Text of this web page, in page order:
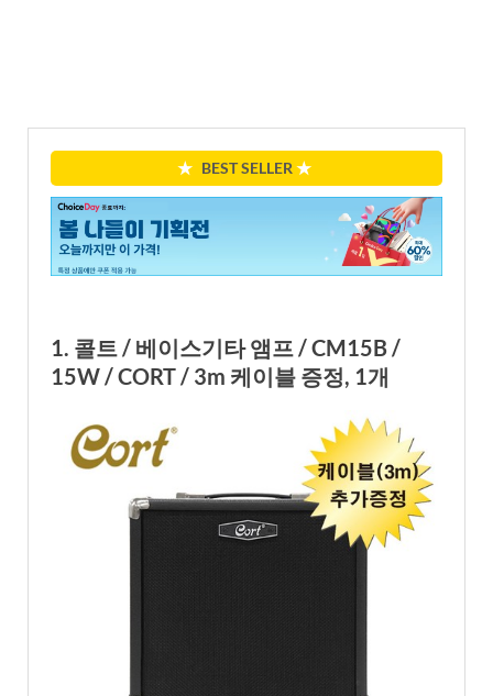
★ BEST SELLER ★
1. 콜트 / 베이스기타 앰프 / CM15B /
15W / CORT / 3m 케이블 증정, 1개